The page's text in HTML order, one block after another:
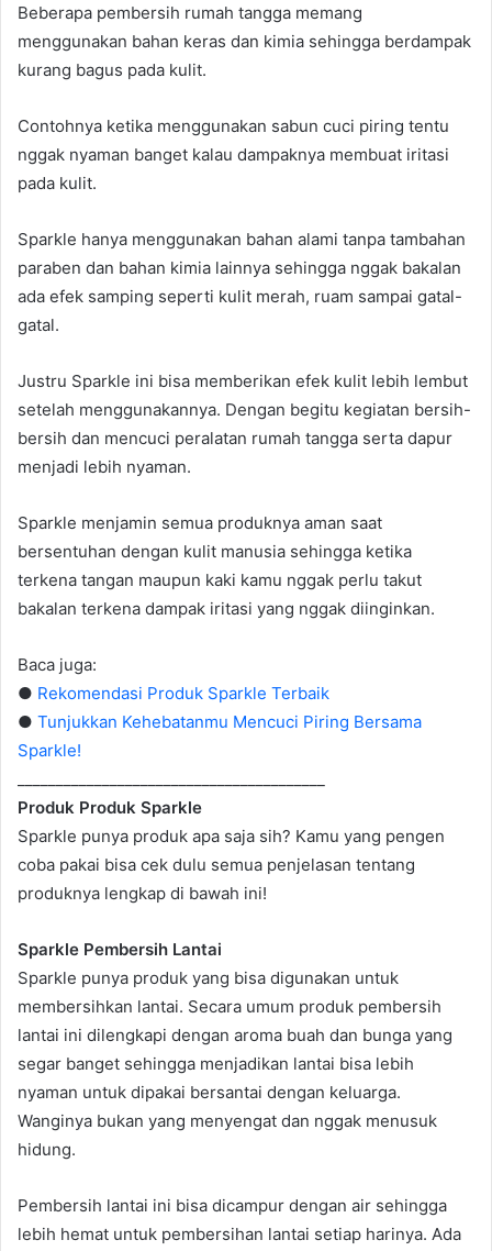
Beberapa pembersih rumah tangga memang
menggunakan bahan keras dan kimia sehingga berdampak
kurang bagus pada kulit.
Contohnya ketika menggunakan sabun cuci piring tentu
nggak nyaman banget kalau dampaknya membuat iritasi
pada kulit.
Sparkle hanya menggunakan bahan alami tanpa tambahan
paraben dan bahan kimia lainnya sehingga nggak bakalan
ada efek samping seperti kulit merah, ruam sampai gatal-
gatal.
Justru Sparkle ini bisa memberikan efek kulit lebih lembut
setelah menggunakannya. Dengan begitu kegiatan bersih-
bersih dan mencuci peralatan rumah tangga serta dapur
menjadi lebih nyaman.
Sparkle menjamin semua produknya aman saat
bersentuhan dengan kulit manusia sehingga ketika
terkena tangan maupun kaki kamu nggak perlu takut
bakalan terkena dampak iritasi yang nggak diinginkan.
Baca juga:
● Rekomendasi Produk Sparkle Terbaik
● Tunjukkan Kehebatanmu Mencuci Piring Bersama
Sparkle!
Produk Produk Sparkle
Sparkle punya produk apa saja sih? Kamu yang pengen
coba pakai bisa cek dulu semua penjelasan tentang
produknya lengkap di bawah ini!
Sparkle Pembersih Lantai
Sparkle punya produk yang bisa digunakan untuk
membersihkan lantai. Secara umum produk pembersih
lantai ini dilengkapi dengan aroma buah dan bunga yang
segar banget sehingga menjadikan lantai bisa lebih
nyaman untuk dipakai bersantai dengan keluarga.
Wanginya bukan yang menyengat dan nggak menusuk
hidung.
Pembersih lantai ini bisa dicampur dengan air sehingga
lebih hemat untuk pembersihan lantai setiap harinya. Ada